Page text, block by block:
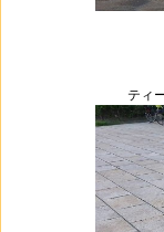
ティ